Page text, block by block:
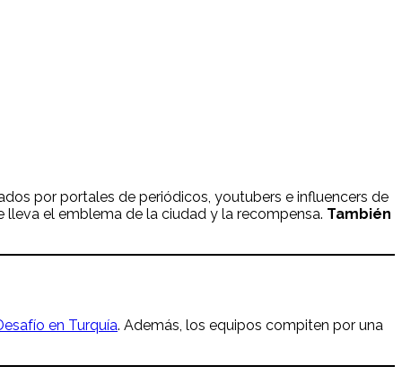
por portales de periódicos, youtubers e influencers de
lleva el emblema de la ciudad y la recompensa. También
en Turquía. Además, los equipos compiten por una